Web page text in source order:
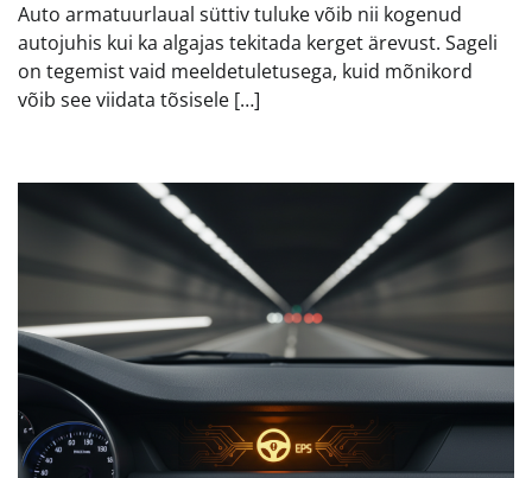
Auto armatuurlaual süttiv tuluke võib nii kogenud
autojuhis kui ka algajas tekitada kerget ärevust. Sageli
on tegemist vaid meeldetuletusega, kuid mõnikord
võib see viidata tõsisele […]